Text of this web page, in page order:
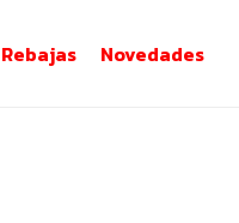
Rebajas Novedades